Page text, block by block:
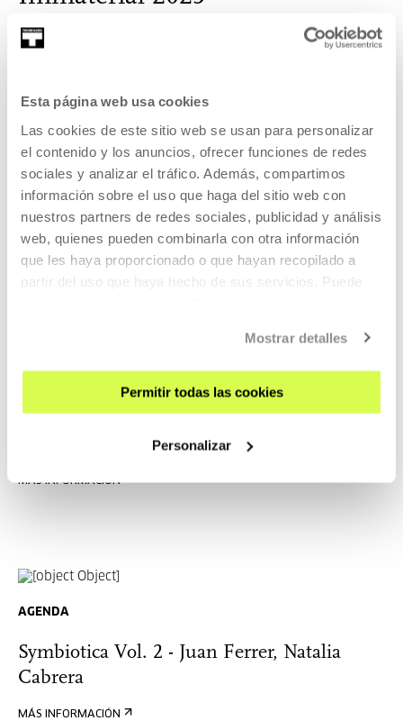
Esta página web usa cookies
Las cookies de este sitio web se usan para personalizar
el contenido y los anuncios, ofrecer funciones de redes
sociales y analizar el tráfico. Además, compartimos
información sobre el uso que haga del sitio web con
nuestros partners de redes sociales, publicidad y análisis
web, quienes pueden combinarla con otra información
que les haya proporcionado o que hayan recopilado a
partir del uso que haya hecho de sus servicios. Puede
Mostrar detalles
Permitir todas las cookies
Personalizar
Nueva edición del festival experimental centrado en
Contenido relacionado
AGENDA
Currents - Géraldine Honauer
Agents of Èṣù's Quantum World
MÁS INFORMACIÓN
AGENDA
Symbiotica Vol. 2 - Juan Ferrer, Natalia
Cabrera
MÁS INFORMACIÓN